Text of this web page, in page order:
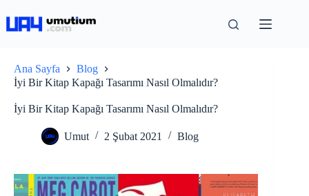
Ana Sayfa
Blog
İyi Bir Kitap Kapağı Tasarımı Nasıl Olmalıdır?
İyi Bir Kitap Kapağı Tasarımı Nasıl Olmalıdır?
Umut 2 Şubat 2021 Blog